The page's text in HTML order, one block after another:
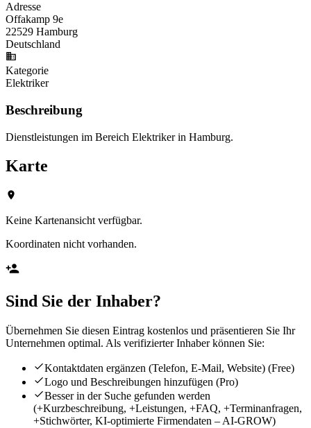
Adresse
Offakamp 9e
22529 Hamburg
Deutschland
Kategorie
Elektriker
Beschreibung
Dienstleistungen im Bereich Elektriker in Hamburg.
Karte
Keine Kartenansicht verfügbar.
Koordinaten nicht vorhanden.
Sind Sie der Inhaber?
Übernehmen Sie diesen Eintrag kostenlos und präsentieren Sie Ihr
Unternehmen optimal. Als verifizierter Inhaber können Sie:
Kontaktdaten ergänzen (Telefon, E-Mail, Website) (Free)
Logo und Beschreibungen hinzufügen (Pro)
Besser in der Suche gefunden werden
(+Kurzbeschreibung, +Leistungen, +FAQ, +Terminanfragen,
+Stichwörter, KI-optimierte Firmendaten – AI-GROW)